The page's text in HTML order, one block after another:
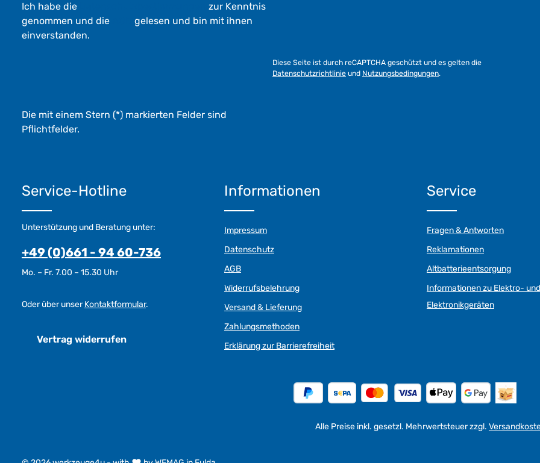
Ich habe die
zur Kenntnis
genommen und die
gelesen und bin mit ihnen
einverstanden.
Diese Seite ist durch reCAPTCHA geschützt und es gelten die
Datenschutzrichtlinie und Nutzungsbedingungen.
Die mit einem Stern (*) markierten Felder sind
Pflichtfelder.
Service-Hotline
Unterstützung und Beratung unter:
+49 (0)661 - 94 60-736
Mo. – Fr. 7.00 – 15.30 Uhr
Oder über unserKontaktformular.
Vertrag widerrufen
Informationen
Impressum
Datenschutz
AGB
Widerrufsbelehrung
Versand & Lieferung
Zahlungsmethoden
Erklärung zur Barrierefreiheit
Service
Fragen & Antworten
Reklamationen
Altbatterieentsorgung
Informationen zu Elektro- und
Elektronikgeräten
Alle Preise inkl. gesetzl. Mehrwertsteuer zzgl.